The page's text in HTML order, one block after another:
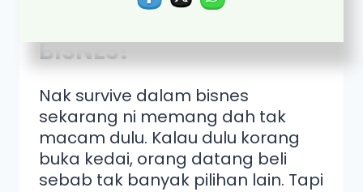
UNTUK SURVIVE & GROW
BISNES!
Nak survive dalam bisnes
sekarang ni memang dah tak
macam dulu. Kalau dulu korang
buka kedai, orang datang beli
sebab tak banyak pilihan lain. Tapi